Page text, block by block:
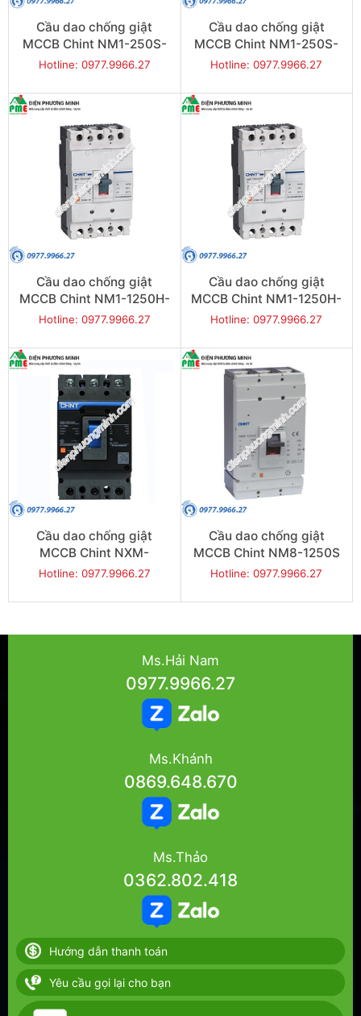
Cầu dao chống giật
MCCB Chint NM1-250S-
200 25KA 3P
Hotline: 0977.9966.27
Cầu dao chống giật
MCCB Chint NM1-250S-
250 25KA 3P
Hotline: 0977.9966.27
Cầu dao chống giật
MCCB Chint NM1-1250H-
1000 65KA 3P
Hotline: 0977.9966.27
Cầu dao chống giật
MCCB Chint NM1-1250H-
1250 65KA 3P
Hotline: 0977.9966.27
Cầu dao chống giật
MCCB Chint NXM-
400S/3300-315 50KA 3P
Hotline: 0977.9966.27
Cầu dao chống giật
MCCB Chint NM8-1250S
50KA 3P
Hotline: 0977.9966.27
Ms.Hải Nam
0977.9966.27
Ms.Khánh
0869.648.670
Ms.Thảo
0362.802.418
Hướng dẫn thanh toán
Yêu cầu gọi lại cho bạn